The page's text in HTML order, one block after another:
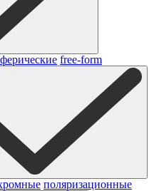
free-form
поляризационные